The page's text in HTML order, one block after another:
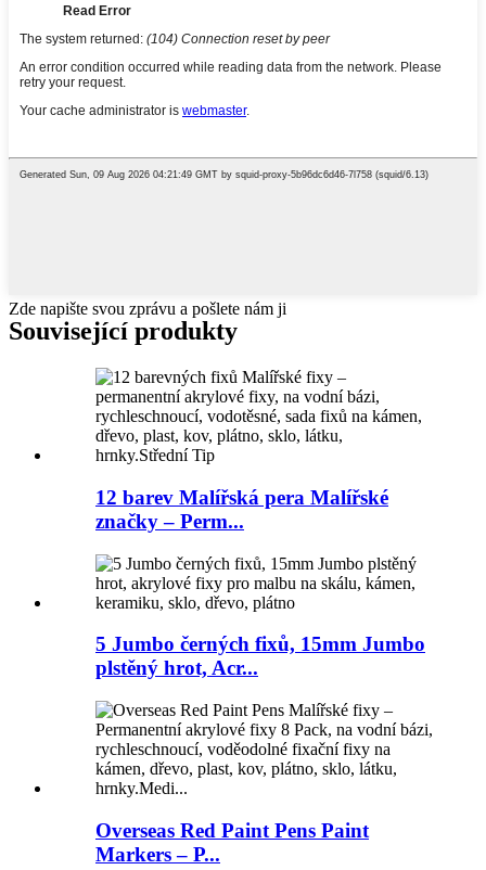
Zde napište svou zprávu a pošlete nám ji
Související produkty
12 barev Malířská pera Malířské
značky – Perm...
5 Jumbo černých fixů, 15mm Jumbo
plstěný hrot, Acr...
Overseas Red Paint Pens Paint
Markers – P...